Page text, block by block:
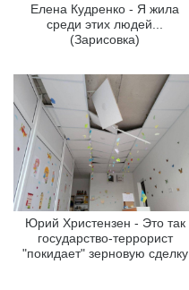
Елена Кудренко - Я жила
среди этих людей...
(Зарисовка)
Юрий Христензен - Это так
государство-террорист
"покидает" зерновую сделку